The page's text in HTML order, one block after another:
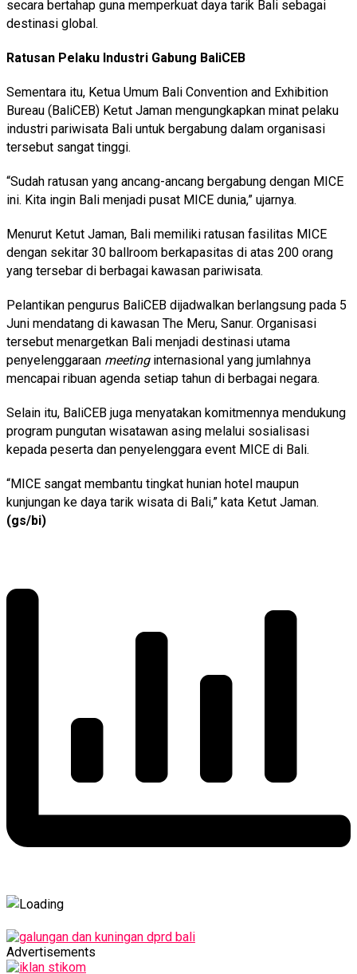
secara bertahap guna memperkuat daya tarik Bali sebagai
destinasi global.
Ratusan Pelaku Industri Gabung BaliCEB
Sementara itu, Ketua Umum Bali Convention and Exhibition
Bureau (BaliCEB) Ketut Jaman mengungkapkan minat pelaku
industri pariwisata Bali untuk bergabung dalam organisasi
tersebut sangat tinggi.
“Sudah ratusan yang ancang-ancang bergabung dengan MICE
ini. Kita ingin Bali menjadi pusat MICE dunia,” ujarnya.
Menurut Ketut Jaman, Bali memiliki ratusan fasilitas MICE
dengan sekitar 30 ballroom berkapasitas di atas 200 orang
yang tersebar di berbagai kawasan pariwisata.
Pelantikan pengurus BaliCEB dijadwalkan berlangsung pada 5
Juni mendatang di kawasan The Meru, Sanur. Organisasi
tersebut menargetkan Bali menjadi destinasi utama
penyelenggaraan meetinginternasional yang jumlahnya
mencapai ribuan agenda setiap tahun di berbagai negara.
Selain itu, BaliCEB juga menyatakan komitmennya mendukung
program pungutan wisatawan asing melalui sosialisasi
kepada peserta dan penyelenggara event MICE di Bali.
“MICE sangat membantu tingkat hunian hotel maupun
kunjungan ke daya tarik wisata di Bali,” kata Ketut Jaman.
(gs/bi)
Advertisements